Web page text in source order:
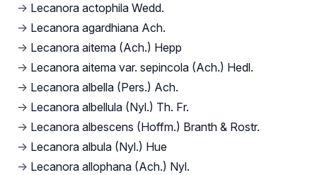
→ Lecanora actophila Wedd.
→ Lecanora agardhiana Ach.
→ Lecanora aitema (Ach.) Hepp
→ Lecanora aitema var. sepincola (Ach.) Hedl.
→ Lecanora albella (Pers.) Ach.
→ Lecanora albellula (Nyl.) Th. Fr.
→ Lecanora albescens (Hoffm.) Branth & Rostr.
→ Lecanora albula (Nyl.) Hue
→ Lecanora allophana (Ach.) Nyl.